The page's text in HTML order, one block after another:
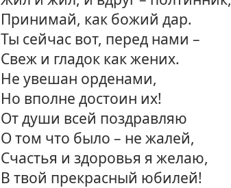
Принимай, как божий дар.
Ты сейчас вот, перед нами –
Свеж и гладок как жених.
Не увешан орденами,
Но вполне достоин их!
От души всей поздравляю
О том что было – не жалей,
Счастья и здоровья я желаю,
В твой прекрасный юбилей!